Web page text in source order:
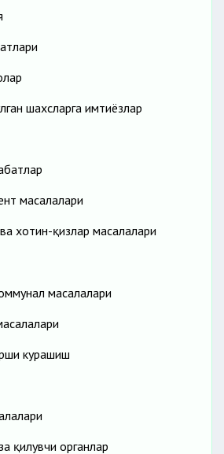
шахсларга имтиёзлар
масалалари
хотин-қизлар масалалари
масалалари
курашиш
қилувчи органлар